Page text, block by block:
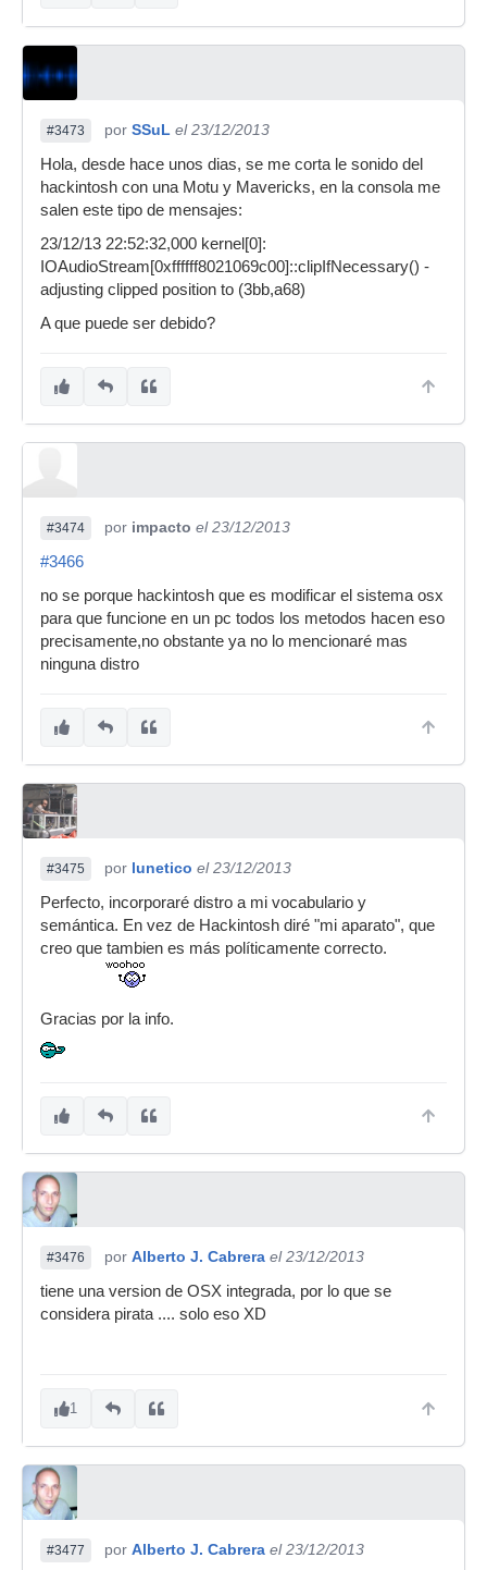
#3473 por SSuL el 23/12/2013
Hola, desde hace unos dias, se me corta le sonido del
hackintosh con una Motu y Mavericks, en la consola me
salen este tipo de mensajes:
23/12/13 22:52:32,000 kernel[0]:
IOAudioStream[0xffffff8021069c00]::clipIfNecessary() -
adjusting clipped position to (3bb,a68)
A que puede ser debido?
#3474 por impacto el 23/12/2013
#3466
no se porque hackintosh que es modificar el sistema osx
para que funcione en un pc todos los metodos hacen eso
precisamente,no obstante ya no lo mencionaré mas
ninguna distro
#3475 por lunetico el 23/12/2013
Perfecto, incorporaré distro a mi vocabulario y
semántica. En vez de Hackintosh diré "mi aparato", que
creo que tambien es más políticamente correcto.
Gracias por la info.
#3476 por Alberto J. Cabrera el 23/12/2013
tiene una version de OSX integrada, por lo que se
considera pirata .... solo eso XD
1
#3477 por Alberto J. Cabrera el 23/12/2013